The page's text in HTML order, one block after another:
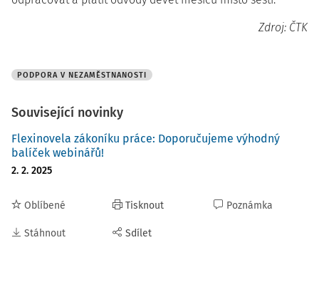
Zdroj: ČTK
PODPORA V NEZAMĚSTNANOSTI
Související novinky
Flexinovela zákoníku práce: Doporučujeme výhodný
balíček webinářů!
2. 2. 2025
Oblíbené
Stáhnout
Tisknout
Sdílet
Poznámka